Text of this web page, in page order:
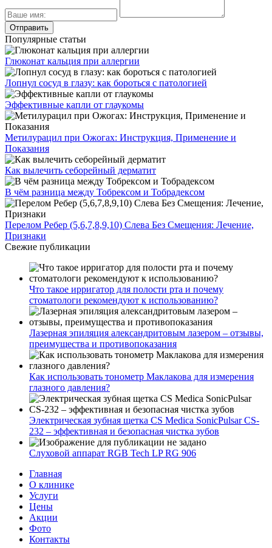
Популярные статьи
Глюконат кальция при аллергии
Лопнул сосуд в глазу: как бороться с патологией
Эффективные капли от глаукомы
Метилурацил при Ожогах: Инструкция, Применение и
Показания
Как вылечить себорейный дерматит
В чём разница между Тобрексом и Тобрадексом
Перелом Ребер (5,6,7,8,9,10) Слева Без Смещения: Лечение,
Признаки
Свежие публикации
Что такое ирригатор для полости рта и почему
стоматологи рекомендуют к использованию?
Лазерная эпиляция александритовым лазером – отзывы,
преимущества и противопоказания
Как использовать тонометр Маклакова для измерения
глазного давления?
Электрическая зубная щетка CS Medica SonicPulsar CS-
232 – эффективная и безопасная чистка зубов
Слуховой аппарат RGB Tech LP RG 906
Главная
О клинике
Услуги
Цены
Акции
Фото
Контакты